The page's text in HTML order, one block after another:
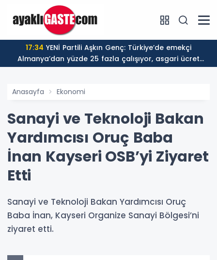
17:34
Almanya’dan yüzde 25 fazla çalışıyor, asgari ücret
ayın 18 gününe yetiyor
Anasayfa Ekonomi
Sanayi ve Teknoloji Bakan
Yardımcısı Oruç Baba
İnan Kayseri OSB’yi Ziyaret
Etti
Sanayi ve Teknoloji Bakan Yardımcısı Oruç
Baba İnan, Kayseri Organize Sanayi Bölgesi’ni
ziyaret etti.